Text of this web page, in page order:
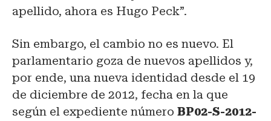
apellido, ahora es Hugo Peck”.
Sin embargo, el cambio no es nuevo. El
parlamentario goza de nuevos apellidos y,
por ende, una nueva identidad desde el 19
de diciembre de 2012, fecha en la que
según el expediente número BP02-S-2012-